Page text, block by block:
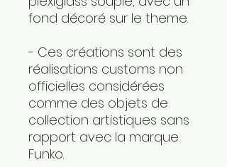
fond décoré sur le theme.
- Ces créations sont des
réalisations customs non
officielles considérées
comme des objets de
collection artistiques sans
rapport avec la marque
Funko.